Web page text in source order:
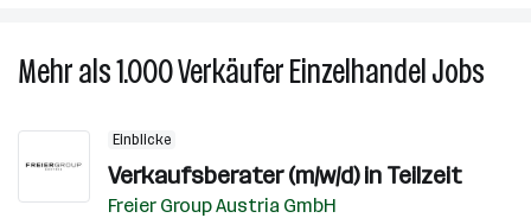
Mehr als 1.000Verkäufer EinzelhandelJobs
Einblicke
Verkaufsberater (m/w/d) in Teilzeit
Freier Group Austria GmbH